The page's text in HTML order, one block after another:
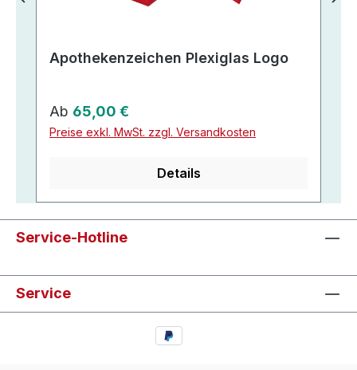
Apothekenzeichen Plexiglas Logo
Regulärer Preis:
Ab 65,00 €
Preise exkl. MwSt. zzgl. Versandkosten
Details
Service-Hotline
Service